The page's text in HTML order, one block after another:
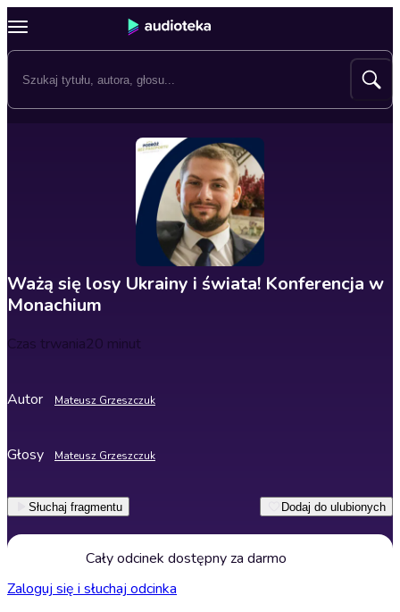
Ważą się losy Ukrainy i świata! Konferencja w
Monachium
Czas trwania20 minut
Autor Mateusz Grzeszczuk
Głosy Mateusz Grzeszczuk
Słuchaj fragmentu Dodaj do ulubionych
Cały odcinek dostępny za darmo
Zaloguj się i słuchaj odcinka